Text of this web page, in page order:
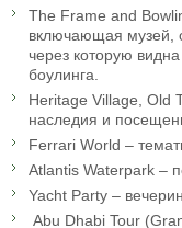
The Frame and
включающая музей,
через которую
боулинга.
Heritage Village, Old
наследия и
Ferrari World –
Atlantis Waterpark –
Yacht Party –
Abu Dhabi Tour